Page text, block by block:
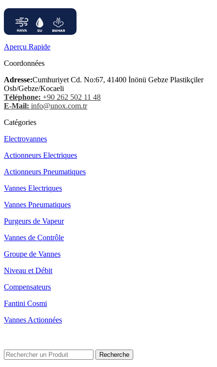
Aperçu Rapide
Coordonnées
Adresse:Cumhuriyet Cd. No:67, 41400 İnönü Gebze Plastikçiler
Osb/Gebze/Kocaeli
Téléphone: +90 262 502 11 48
E-Mail: info@unox.com.tr
Catégories
Electrovannes
Actionneurs Electriques
Actionneurs Pneumatiques
Vannes Electriques
Vannes Pneumatiques
Purgeurs de Vapeur
Vannes de Contrôle
Groupe de Vannes
Niveau et Débit
Compensateurs
Fantini Cosmi
Vannes Actionnées
Recherche